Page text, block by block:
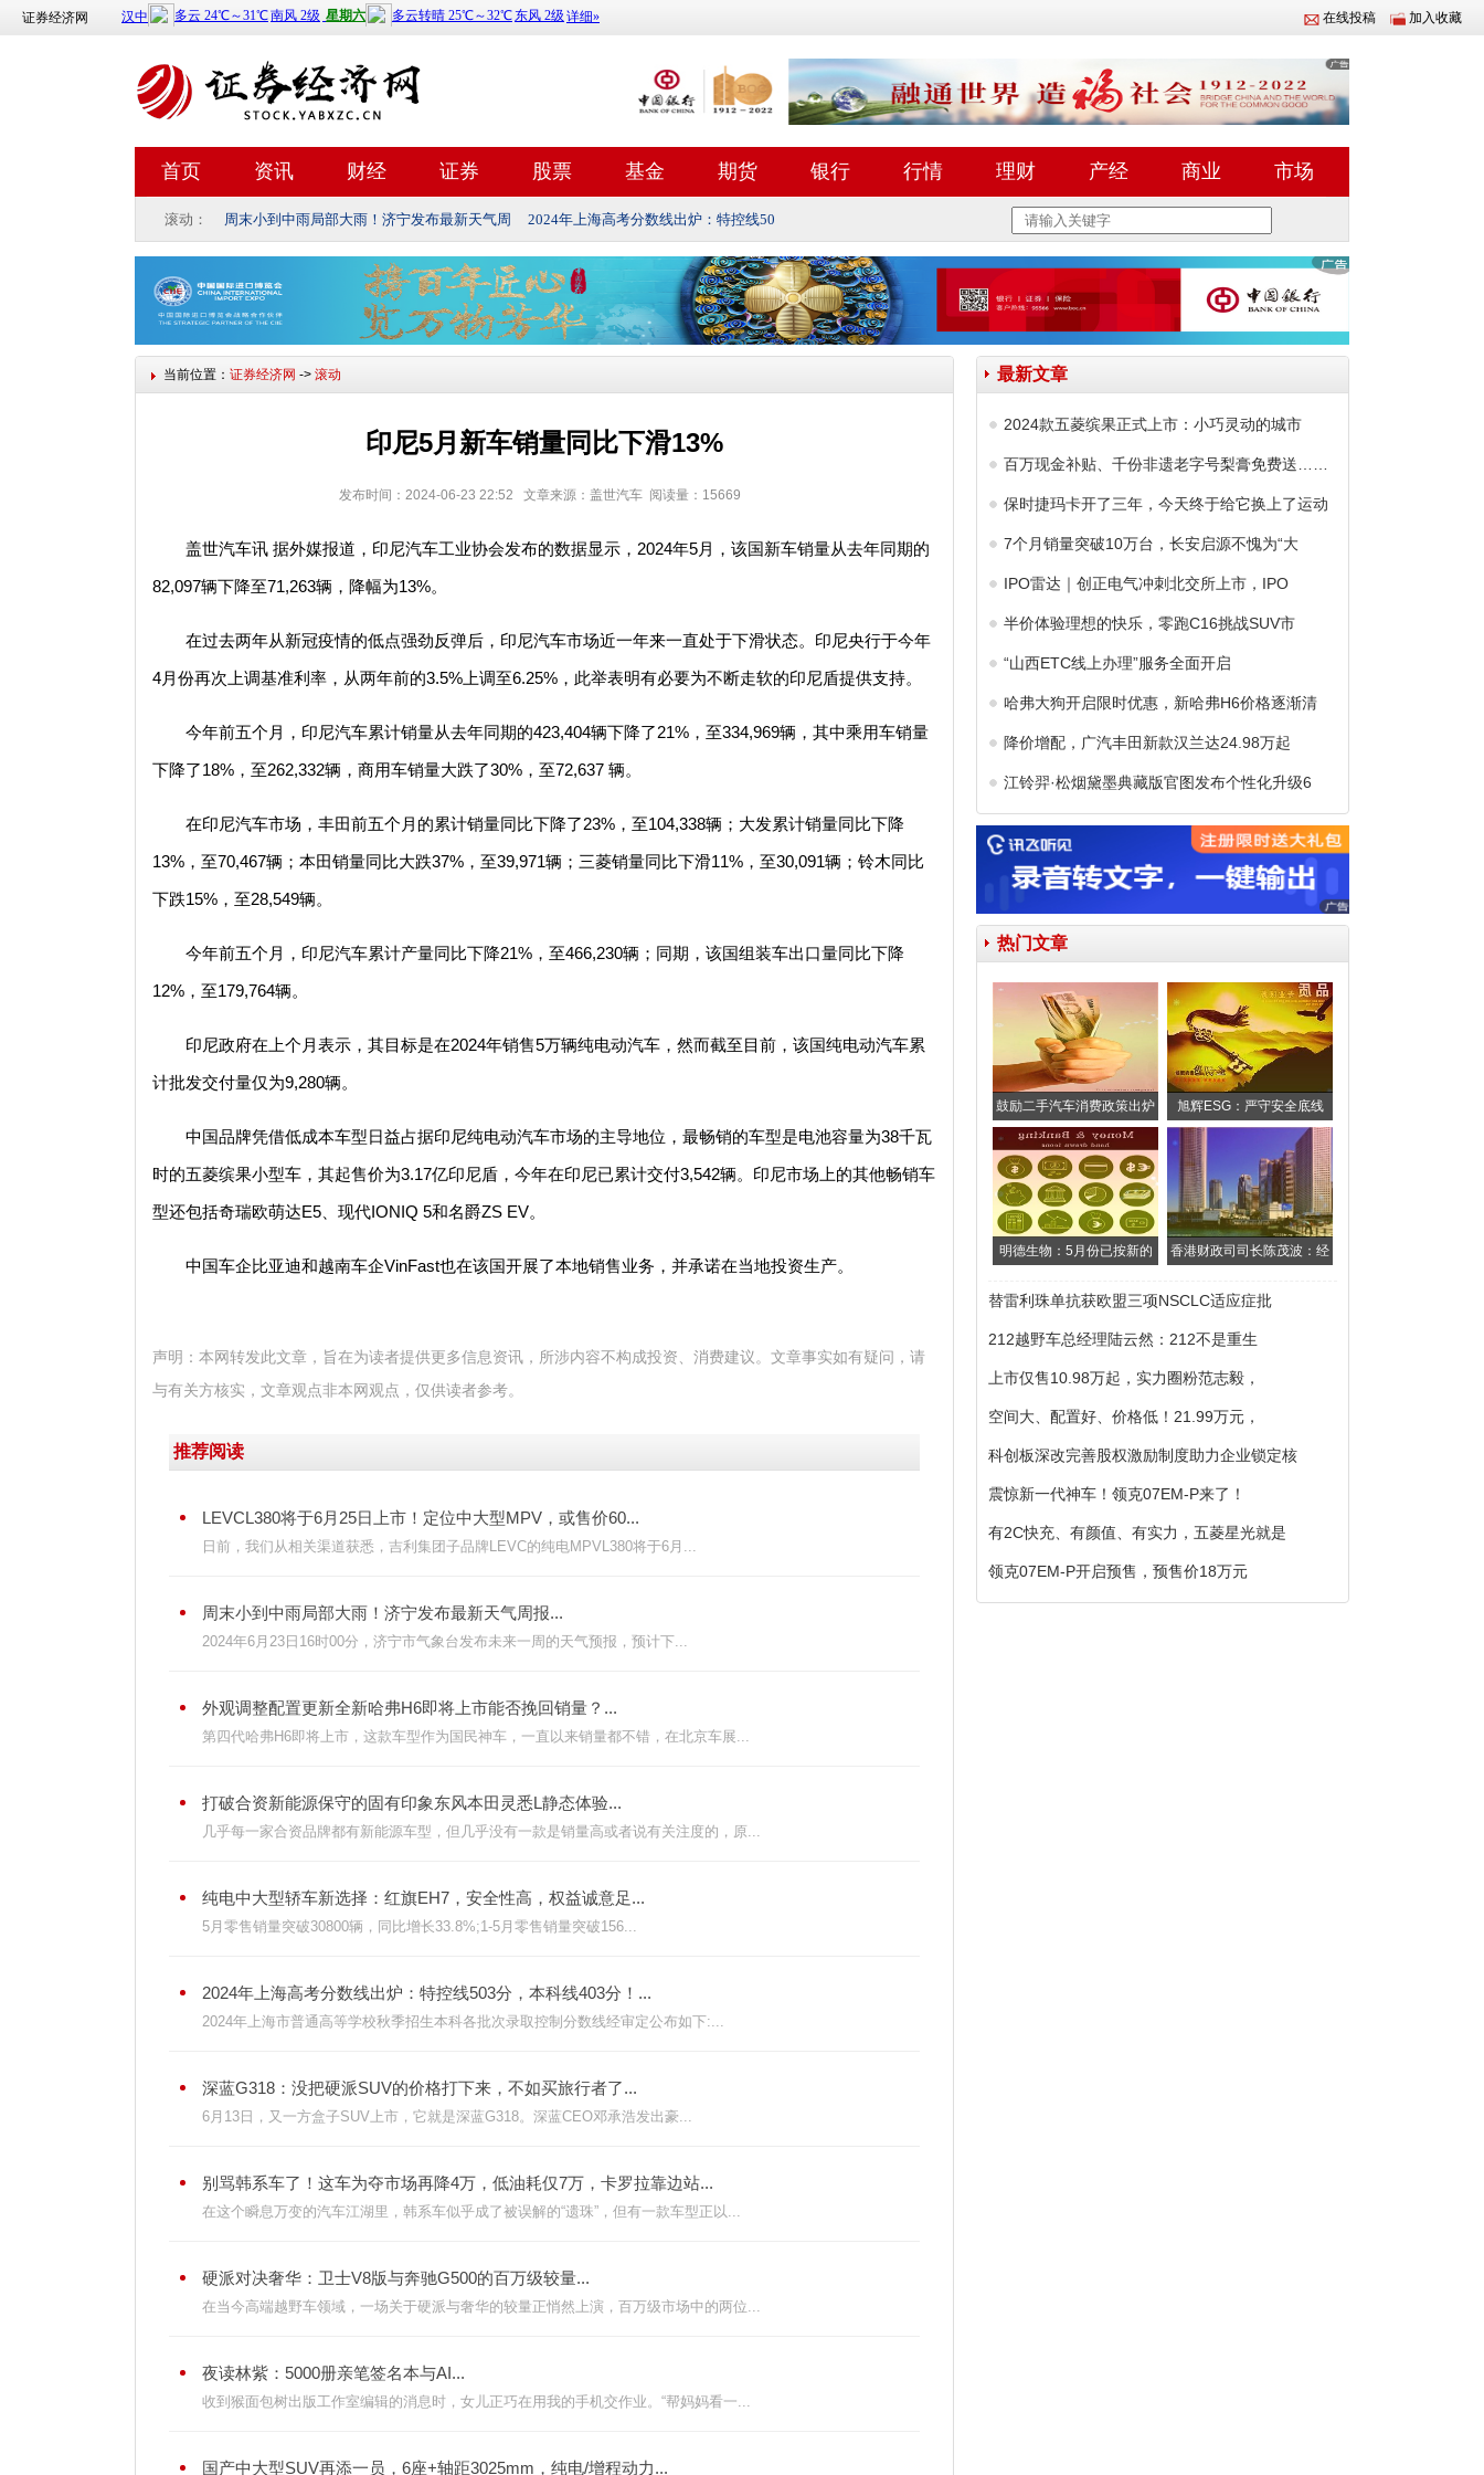
证券经济网 在线投稿 加入收藏
首页 资讯 财经 证券 股票 基金 期货 银行 行情 理财 产经 商业 市场
滚动： 周末小到中雨局部大雨！济宁发布最新天气周 2024年上海高考分数线出炉：特控线50
当前位置： 证券经济网 -> 滚动
印尼5月新车销量同比下滑13%
发布时间：2024-06-23 22:52 文章来源：盖世汽车 阅读量：15669
盖世汽车讯 据外媒报道，印尼汽车工业协会发布的数据显示，2024年5月，该国新车销量从去年同期的
82,097辆下降至71,263辆，降幅为13%。
在过去两年从新冠疫情的低点强劲反弹后，印尼汽车市场近一年来一直处于下滑状态。印尼央行于今年
4月份再次上调基准利率，从两年前的3.5%上调至6.25%，此举表明有必要为不断走软的印尼盾提供支持。
今年前五个月，印尼汽车累计销量从去年同期的423,404辆下降了21%，至334,969辆，其中乘用车销量
下降了18%，至262,332辆，商用车销量大跌了30%，至72,637 辆。
在印尼汽车市场，丰田前五个月的累计销量同比下降了23%，至104,338辆；大发累计销量同比下降
13%，至70,467辆；本田销量同比大跌37%，至39,971辆；三菱销量同比下滑11%，至30,091辆；铃木同比
下跌15%，至28,549辆。
今年前五个月，印尼汽车累计产量同比下降21%，至466,230辆；同期，该国组装车出口量同比下降
12%，至179,764辆。
印尼政府在上个月表示，其目标是在2024年销售5万辆纯电动汽车，然而截至目前，该国纯电动汽车累
计批发交付量仅为9,280辆。
中国品牌凭借低成本车型日益占据印尼纯电动汽车市场的主导地位，最畅销的车型是电池容量为38千瓦
时的五菱缤果小型车，其起售价为3.17亿印尼盾，今年在印尼已累计交付3,542辆。印尼市场上的其他畅销车
型还包括奇瑞欧萌达E5、现代IONIQ 5和名爵ZS EV。
中国车企比亚迪和越南车企VinFast也在该国开展了本地销售业务，并承诺在当地投资生产。
声明：本网转发此文章，旨在为读者提供更多信息资讯，所涉内容不构成投资、消费建议。文章事实如有疑问，请
与有关方核实，文章观点非本网观点，仅供读者参考。
推荐阅读
LEVCL380将于6月25日上市！定位中大型MPV，或售价60...
日前，我们从相关渠道获悉，吉利集团子品牌LEVC的纯电MPVL380将于6月...
周末小到中雨局部大雨！济宁发布最新天气周报...
2024年6月23日16时00分，济宁市气象台发布未来一周的天气预报，预计下...
外观调整配置更新全新哈弗H6即将上市能否挽回销量？...
第四代哈弗H6即将上市，这款车型作为国民神车，一直以来销量都不错，在北京车展...
打破合资新能源保守的固有印象东风本田灵悉L静态体验...
几乎每一家合资品牌都有新能源车型，但几乎没有一款是销量高或者说有关注度的，原...
纯电中大型轿车新选择：红旗EH7，安全性高，权益诚意足...
5月零售销量突破30800辆，同比增长33.8%;1-5月零售销量突破156...
2024年上海高考分数线出炉：特控线503分，本科线403分！...
2024年上海市普通高等学校秋季招生本科各批次录取控制分数线经审定公布如下:...
深蓝G318：没把硬派SUV的价格打下来，不如买旅行者了...
6月13日，又一方盒子SUV上市，它就是深蓝G318。深蓝CEO邓承浩发出豪...
别骂韩系车了！这车为夺市场再降4万，低油耗仅7万，卡罗拉靠边站...
在这个瞬息万变的汽车江湖里，韩系车似乎成了被误解的“遗珠”，但有一款车型正以...
硬派对决奢华：卫士V8版与奔驰G500的百万级较量...
在当今高端越野车领域，一场关于硬派与奢华的较量正悄然上演，百万级市场中的两位...
夜读林紫：5000册亲笔签名本与AI...
收到猴面包树出版工作室编辑的消息时，女儿正巧在用我的手机交作业。“帮妈妈看一...
国产中大型SUV再添一员，6座+轴距3025mm，纯电/增程动力...
最新文章
2024款五菱缤果正式上市：小巧灵动的城市
百万现金补贴、千份非遗老字号梨膏免费送……
保时捷玛卡开了三年，今天终于给它换上了运动
7个月销量突破10万台，长安启源不愧为“大
IPO雷达｜创正电气冲刺北交所上市，IPO
半价体验理想的快乐，零跑C16挑战SUV市
“山西ETC线上办理”服务全面开启
哈弗大狗开启限时优惠，新哈弗H6价格逐渐清
降价增配，广汽丰田新款汉兰达24.98万起
江铃羿·松烟黛墨典藏版官图发布个性化升级6
热门文章
鼓励二手汽车消费政策出炉 旭辉ESG：严守安全底线
明德生物：5月份已按新的 香港财政司司长陈茂波：经
替雷利珠单抗获欧盟三项NSCLC适应症批
212越野车总经理陆云然：212不是重生
上市仅售10.98万起，实力圈粉范志毅，
空间大、配置好、价格低！21.99万元，
科创板深改完善股权激励制度助力企业锁定核
震惊新一代神车！领克07EM-P来了！
有2C快充、有颜值、有实力，五菱星光就是
领克07EM-P开启预售，预售价18万元